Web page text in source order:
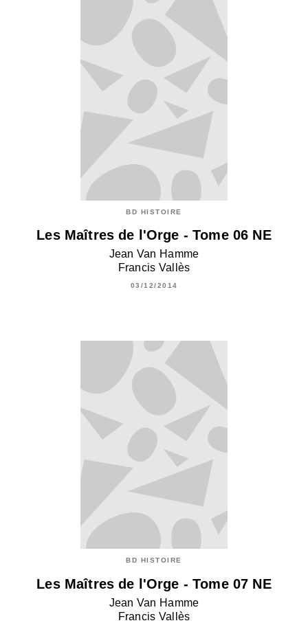
BD HISTOIRE
Les Maîtres de l'Orge - Tome 06 NE
Jean Van Hamme
Francis Vallès
03/12/2014
BD HISTOIRE
Les Maîtres de l'Orge - Tome 07 NE
Jean Van Hamme
Francis Vallès